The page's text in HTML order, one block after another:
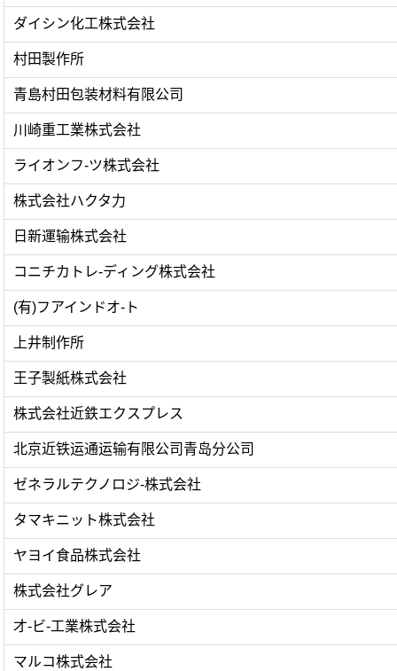
ダイシン化工株式会社
村田製作所
青島村田包装材料有限公司
川崎重工業株式会社
ライオンフ-ツ株式会社
株式会社ハクタ力
日新運输株式会社
コニチカトレ-ディング株式会社
(有)フアインドオ-ト
上井制作所
王子製紙株式会社
株式会社近鉄エクスプレス
北京近铁运通运输有限公司青岛分公司
ゼネラルテクノロジ-株式会社
タマキニット株式会社
ヤヨイ食品株式会社
株式会社グレア
才-ビ-工業株式会社
マルコ株式会社